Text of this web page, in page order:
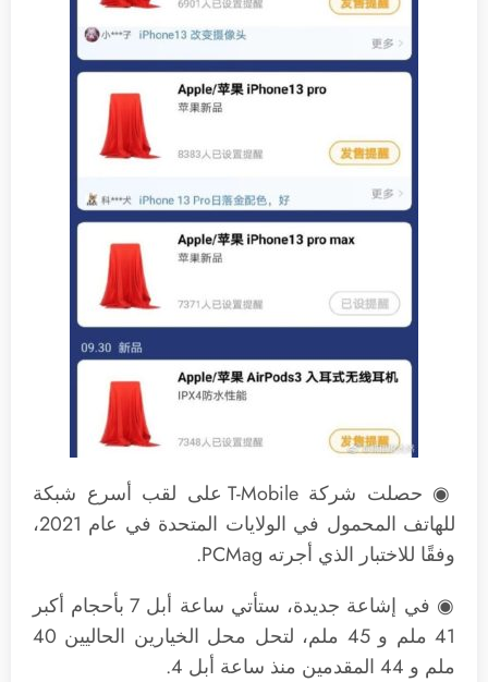
◉ حصلت شركة T-Mobile على لقب أسرع شبكة
للهاتف المحمول في الولايات المتحدة في عام 2021،
وفقًا للاختبار الذي أجرته PCMag.
◉ في إشاعة جديدة، ستأتي ساعة أبل 7 بأحجام أكبر
41 ملم و 45 ملم، لتحل محل الخيارين الحاليين 40
ملم و 44 المقدمين منذ ساعة أبل 4.